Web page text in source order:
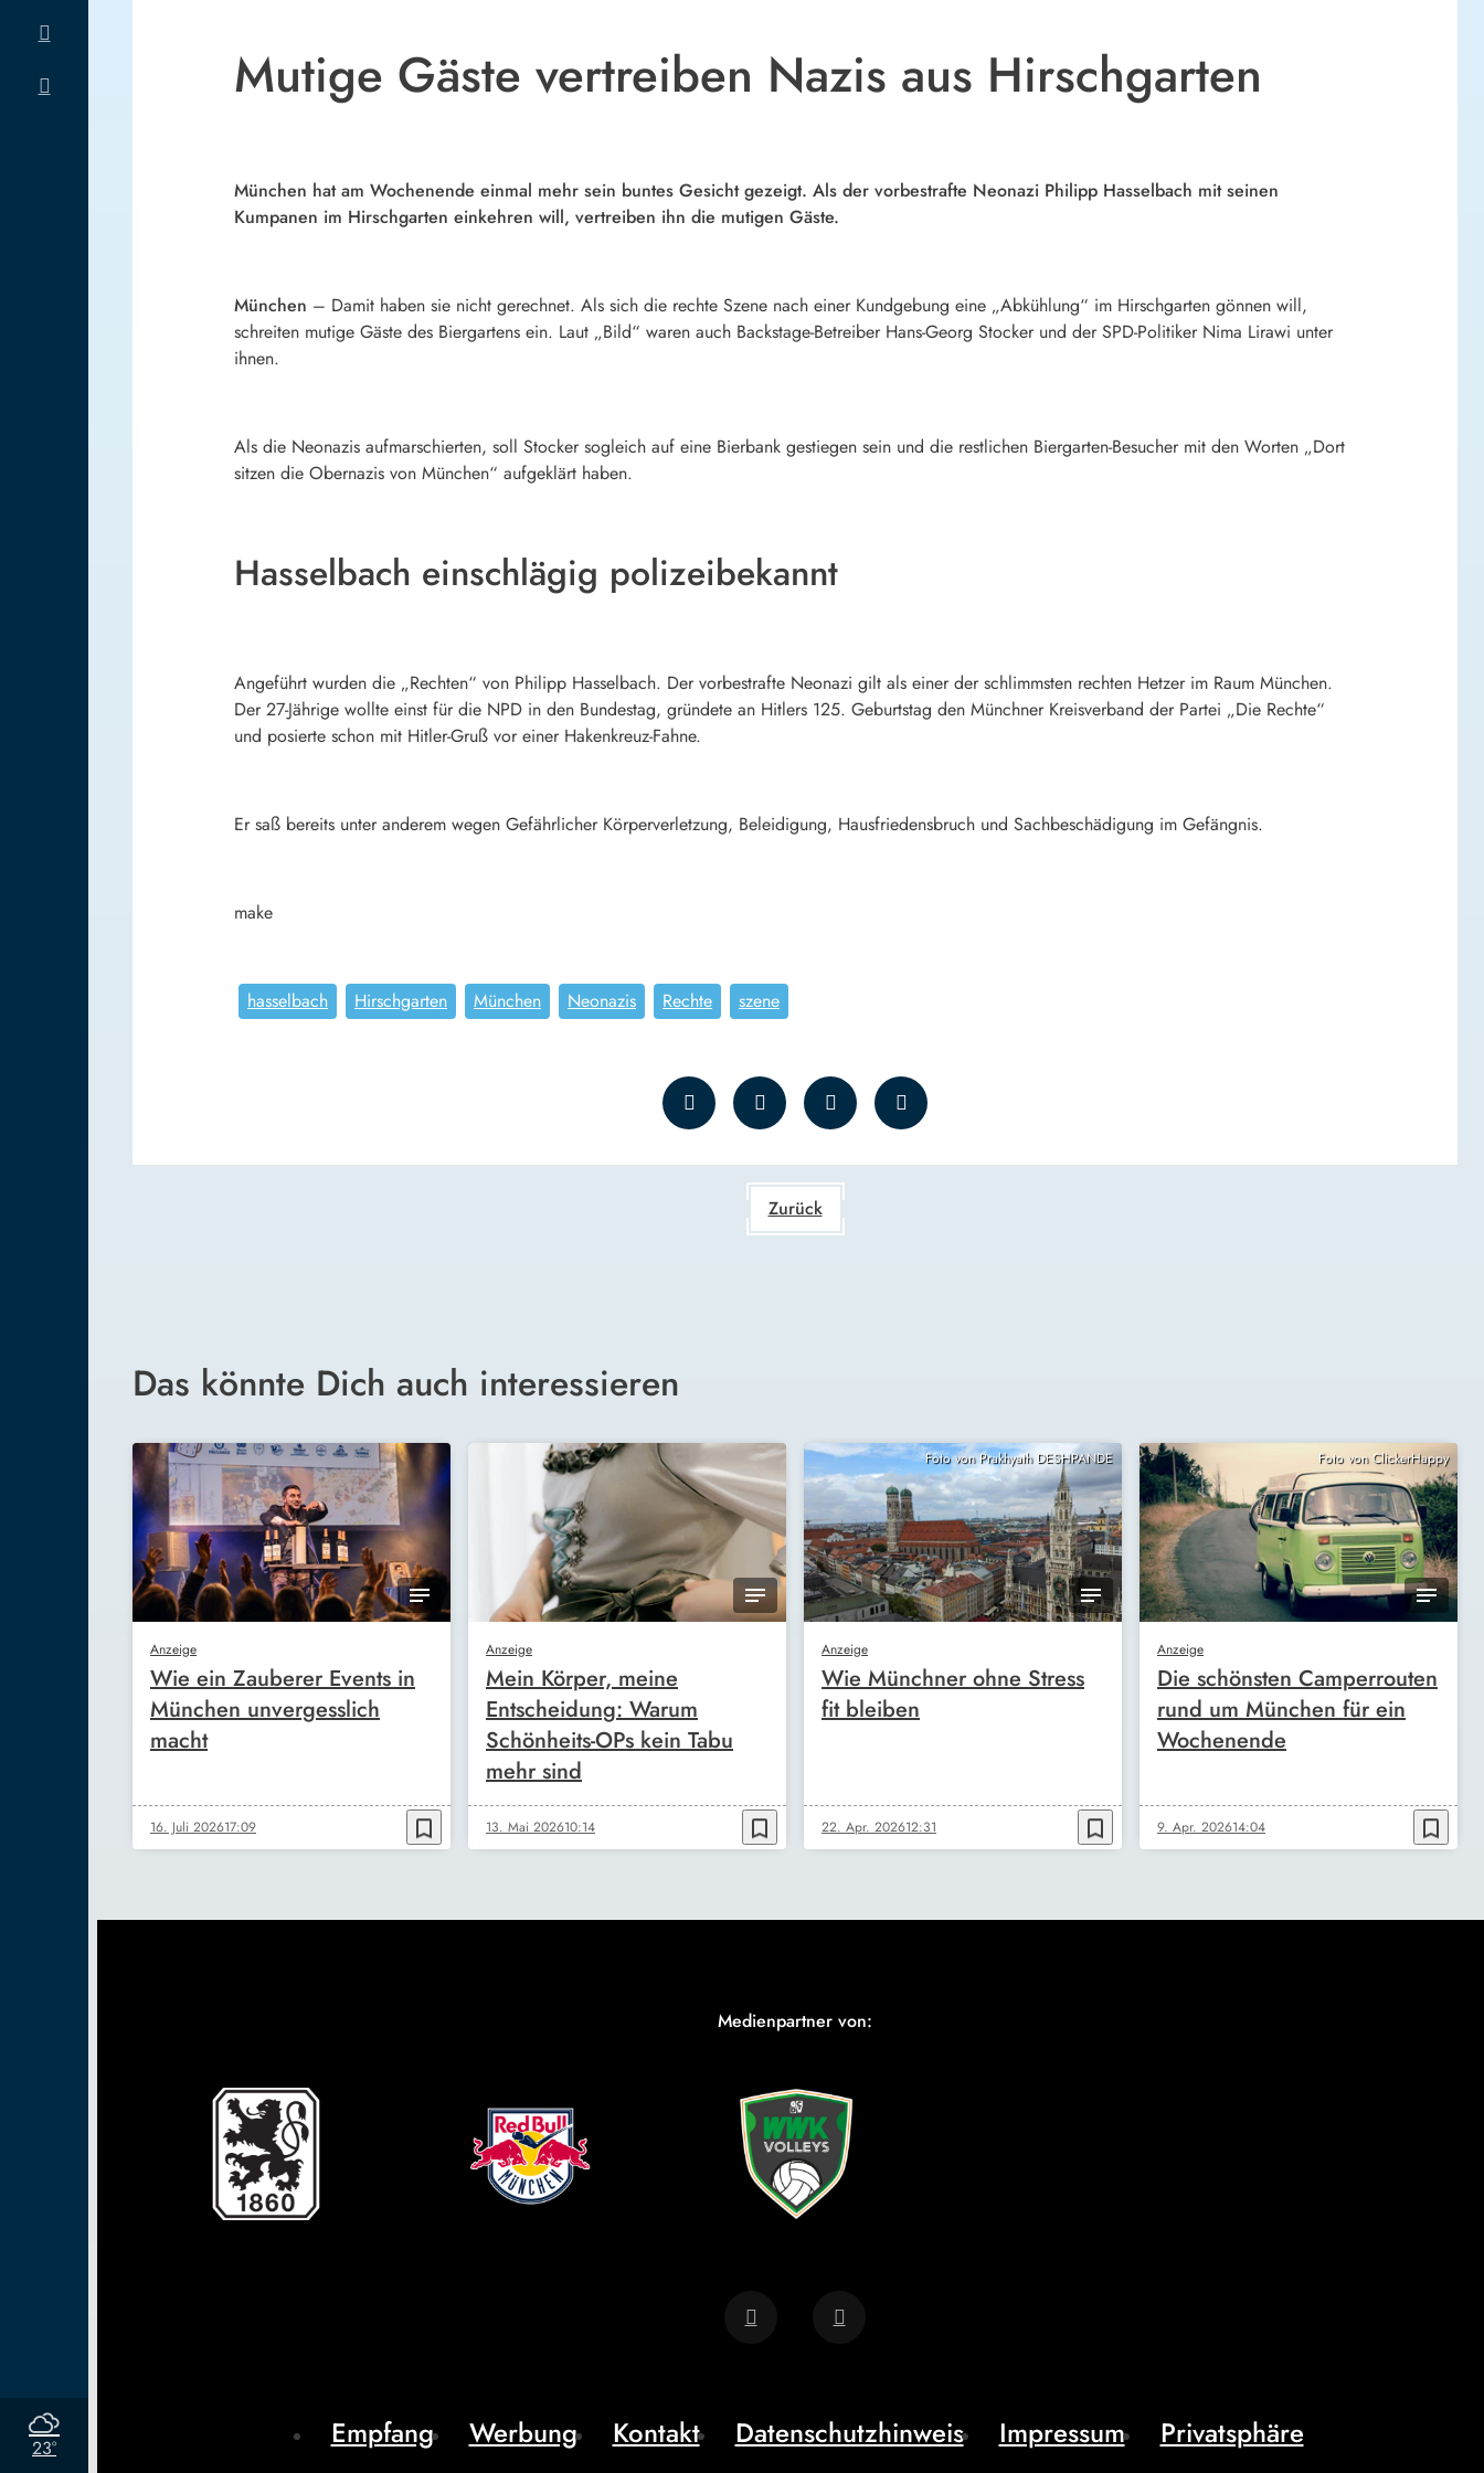
23°
Mutige Gäste vertreiben Nazis aus Hirschgarten
München hat am Wochenende einmal mehr sein buntes Gesicht gezeigt. Als der vorbestrafte Neonazi Philipp Hasselbach mit seinen
Kumpanen im Hirschgarten einkehren will, vertreiben ihn die mutigen Gäste.
München – Damit haben sie nicht gerechnet. Als sich die rechte Szene nach einer Kundgebung eine „Abkühlung“ im Hirschgarten gönnen will,
schreiten mutige Gäste des Biergartens ein. Laut „Bild“ waren auch Backstage-Betreiber Hans-Georg Stocker und der SPD-Politiker Nima Lirawi unter
ihnen.
Als die Neonazis aufmarschierten, soll Stocker sogleich auf eine Bierbank gestiegen sein und die restlichen Biergarten-Besucher mit den Worten „Dort
sitzen die Obernazis von München“ aufgeklärt haben.
Hasselbach einschlägig polizeibekannt
Angeführt wurden die „Rechten“ von Philipp Hasselbach. Der vorbestrafte Neonazi gilt als einer der schlimmsten rechten Hetzer im Raum München.
Der 27-Jährige wollte einst für die NPD in den Bundestag, gründete an Hitlers 125. Geburtstag den Münchner Kreisverband der Partei „Die Rechte“
und posierte schon mit Hitler-Gruß vor einer Hakenkreuz-Fahne.
Er saß bereits unter anderem wegen Gefährlicher Körperverletzung, Beleidigung, Hausfriedensbruch und Sachbeschädigung im Gefängnis.
make
hasselbach Hirschgarten München Neonazis Rechte szene
Zurück
Das könnte Dich auch interessieren
Anzeige
Wie ein Zauberer Events in
München unvergesslich
macht
16. Juli 202617:09 bookmark_border
Anzeige
Mein Körper, meine
Entscheidung: Warum
Schönheits-OPs kein Tabu
mehr sind
13. Mai 202610:14 bookmark_border
Foto von Prakhyath DESHPANDE
Anzeige
Wie Münchner ohne Stress
fit bleiben
22. Apr. 202612:31 bookmark_border
Foto von ClickerHappy
Anzeige
Die schönsten Camperrouten
rund um München für ein
Wochenende
9. Apr. 202614:04 bookmark_border
Medienpartner von:
Empfang Werbung Kontakt Datenschutzhinweis Impressum Privatsphäre